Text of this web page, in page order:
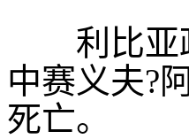
利比亚政
中赛义夫?
死亡。